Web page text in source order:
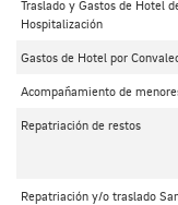
Traslado y Gastos de Hotel
Hospitalización
Gastos de Hotel por
Acompañamiento de
Repatriación de restos
Repatriación y/o traslado